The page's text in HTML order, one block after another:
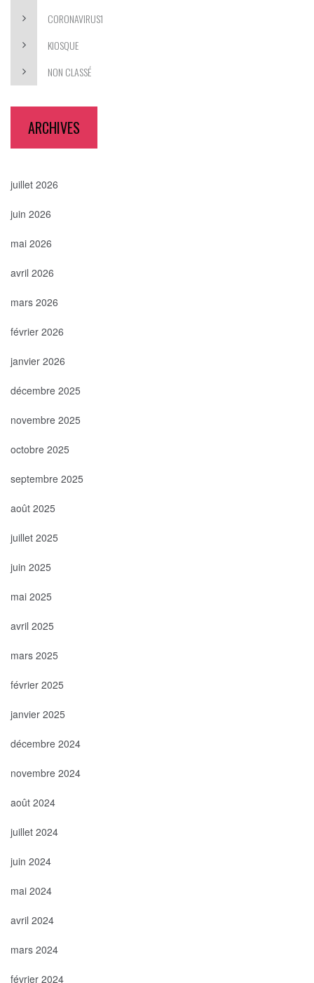
CORONAVIRUS1
KIOSQUE
NON CLASSÉ
ARCHIVES
juillet 2026
juin 2026
mai 2026
avril 2026
mars 2026
février 2026
janvier 2026
décembre 2025
novembre 2025
octobre 2025
septembre 2025
août 2025
juillet 2025
juin 2025
mai 2025
avril 2025
mars 2025
février 2025
janvier 2025
décembre 2024
novembre 2024
août 2024
juillet 2024
juin 2024
mai 2024
avril 2024
mars 2024
février 2024